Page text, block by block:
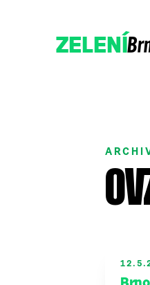
ZELENÍ
Podpořte nás